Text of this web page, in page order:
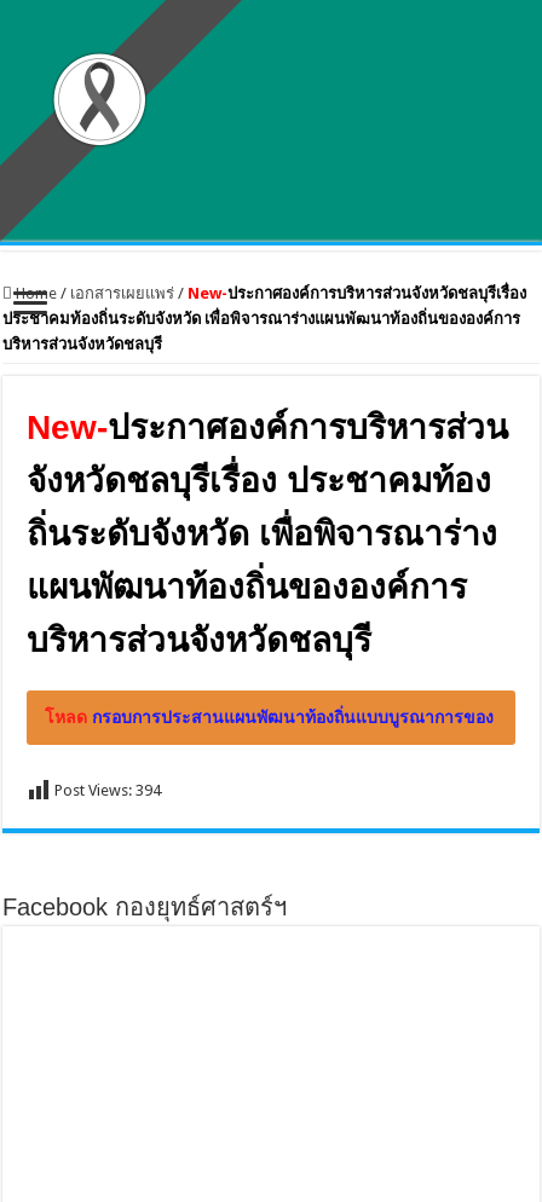
Home / เอกสารเผยแพร่ / New-ประกาศองค์การบริหารส่วนจังหวัดชลบุรีเรื่อง
ประชาคมท้องถิ่นระดับจังหวัด เพื่อพิจารณาร่างแผนพัฒนาท้องถิ่นขององค์การ
บริหารส่วนจังหวัดชลบุรี
New-ประกาศองค์การบริหารส่วน
จังหวัดชลบุรีเรื่อง ประชาคมท้อง
ถิ่นระดับจังหวัด เพื่อพิจารณาร่าง
แผนพัฒนาท้องถิ่นขององค์การ
บริหารส่วนจังหวัดชลบุรี
โหลด กรอบการประสานแผนพัฒนาท้องถิ่นแบบบูรณาการของ
Post Views: 394
Facebook กองยุทธ์ศาสตร์ฯ